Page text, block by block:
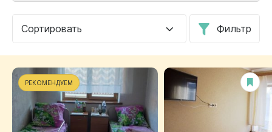
Сортировать Фильтр
РЕКОМЕНДУЕМ